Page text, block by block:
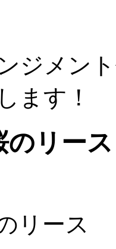
ジメン
ます！
のリース
リース